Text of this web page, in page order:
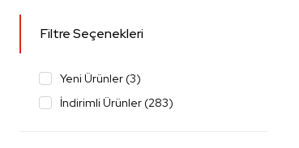
Filtre Seçenekleri
Yeni Ürünler (3)
İndirimli Ürünler (283)